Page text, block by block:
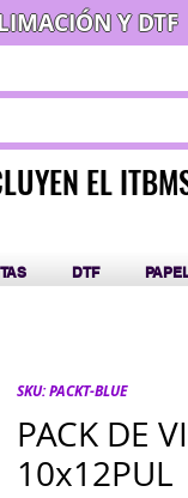
Y DTF
EL
EL
DTF
SKU: PACKT-BLUE
PACK DE
10x12PUL